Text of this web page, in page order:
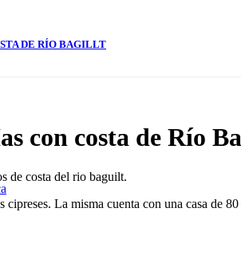
DE RÍO BAGILLT
con costa de Río
de costa del rio baguilt.
cipreses. La misma cuenta con una casa de